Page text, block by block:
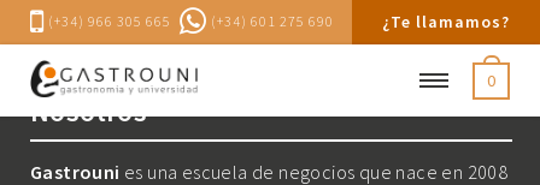
(+34) 966 305 665 (+34) 601 275 690 ¿Te llamamos?
0
Nosotros
Gastrouni es una escuela de negocios que nace en 2008